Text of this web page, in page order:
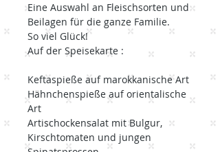
Eine Auswahl an Fleischsorten und
Beilagen für die ganze Familie.
So viel Glück!
Auf der Speisekarte :
Keftaspieße auf marokkanische Art
Hähnchenspieße auf orientalische
Art
Artischockensalat mit Bulgur,
Kirschtomaten und jungen